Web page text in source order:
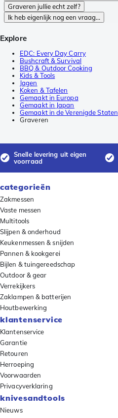
Graveren jullie echt zelf?
Ik heb eigenlijk nog een vraag…
Explore
EDC: Every Day Carry
Bushcraft & Survival
BBQ & Outdoor Cooking
Kids & Tools
Jagen
Koken & Tafelen
Gemaakt in Europa
Gemaakt in Japan
Gemaakt in de Verenigde Staten
Graveren
Snelle levering uit eigen
voorraad
categorieën
Zakmessen
Vaste messen
Multitools
Slijpen & onderhoud
Keukenmessen & snijden
Pannen & kookgerei
Bijlen & tuingereedschap
Outdoor & gear
Verrekijkers
Zaklampen & batterijen
Houtbewerking
klantenservice
Klantenservice
Garantie
Retouren
Herroeping
Voorwaarden
Privacyverklaring
knivesandtools
Nieuws